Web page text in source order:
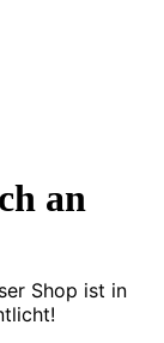
an
Shop ist in